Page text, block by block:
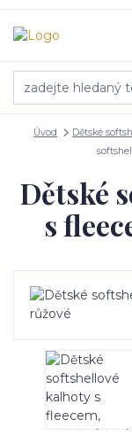
Úvod Dětské
Dětské
s